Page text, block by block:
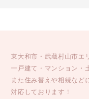
東大和市・武蔵村山市エ
一戸建て・マンション・
また住み替えや相続など
対応しております！